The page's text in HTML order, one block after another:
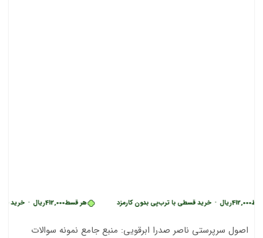
هر قسط 412,000ریال • خرید قسطی با ریال • خرید قسطی با ترب‌پی بدون کارمزد
اصول سرپرستی ناصر صدرا ابرقویی: منبع جامع نمونه سوالات